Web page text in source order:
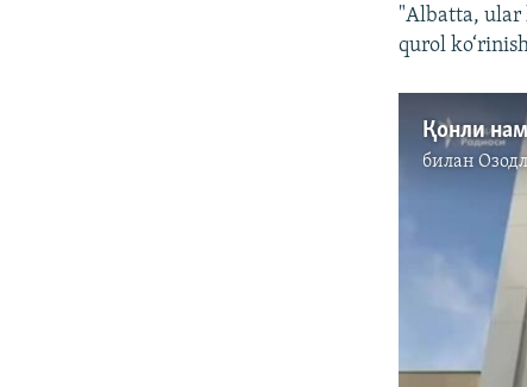
"Albatta, ular
qurol
билан